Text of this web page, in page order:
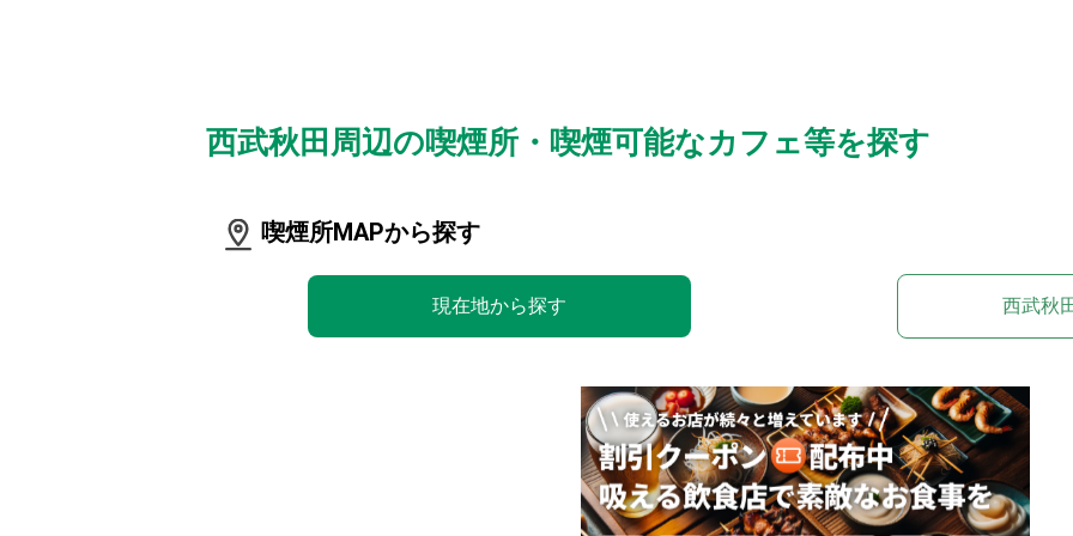
西武秋田周辺の喫煙所・喫煙可能なカフェ等を探す
喫煙所MAPから探す
現在地から探す 西武秋